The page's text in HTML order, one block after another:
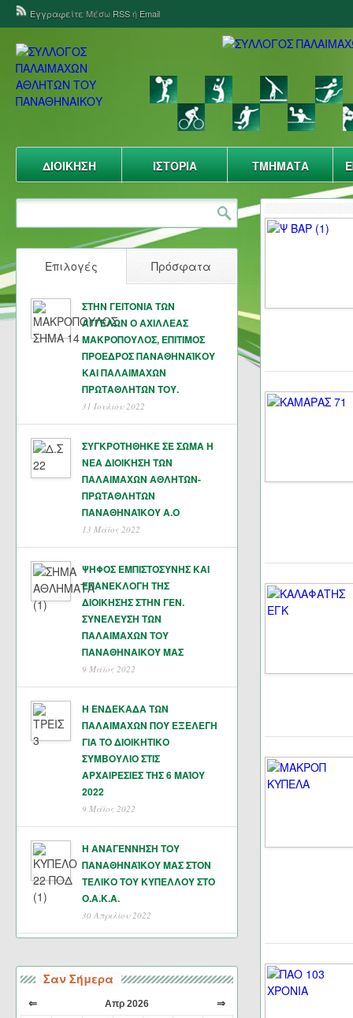
Εγγραφείτε Μέσω RSSή Email
ΔΙΟΙΚΗΣΗ ΙΣΤΟΡΙΑ ΤΜΗΜΑΤΑ
Επιλογές Πρόσφατα
ΣΤΗΝ ΓΕΙΤΟΝΙΑ ΤΩΝ
ΑΓΓΕΛΩΝ Ο ΑΧΙΛΛΕΑΣ
ΜΑΚΡΟΠΟΥΛΟΣ, ΕΠΙΤΙΜΟΣ
ΠΡΟΕΔΡΟΣ ΠΑΝΑΘΗΝΑΪΚΟΥ
ΚΑΙ ΠΑΛΑΙΜΑΧΩΝ
ΠΡΩΤΑΘΛΗΤΏΝ ΤΟΥ.
31 Ιουλίου 2022
ΣΥΓΚΡΟΤΗΘΗΚΕ ΣΕ ΣΩΜΑ Η
ΝΕΑ ΔΙΟΙΚΗΣΗ ΤΩΝ
ΠΑΛΑΙΜΑΧΩΝ ΑΘΛΗΤΩΝ-
ΠΡΩΤΑΘΛΗΤΩΝ
ΠΑΝΑΘΗΝΑΊΚΟΥ Α.Ο
13 Μάϊος 2022
ΨΗΦΟΣ ΕΜΠΙΣΤΟΣΥΝΗΣ ΚΑΙ
ΕΠΑΝΕΚΛΟΓΗ ΤΗΣ
ΔΙΟΙΚΗΣΗΣ ΣΤΗΝ ΓΕΝ.
ΣΥΝΕΛΕΥΣΗ ΤΩΝ
ΠΑΛΑΙΜΑΧΩΝ ΤΟΥ
ΠΑΝΑΘΗΝΑΙΚΟΥ ΜΑΣ
9 Μάϊος 2022
Η ΕΝΔΕΚΑΔΑ ΤΩΝ
ΠΑΛΑΙΜΑΧΩΝ ΠΟΥ ΕΞΕΛΕΓΗ
ΓΙΑ ΤΟ ΔΙΟΙΚΗΤΙΚΟ
ΣΥΜΒΟΥΛΙΟ ΣΤΙΣ
ΑΡΧΑΙΡΕΣΙΕΣ ΤΗΣ 6 ΜΑΊΟΥ
2022
9 Μάϊος 2022
Η ΑΝΑΓΕΝΝΗΣΗ ΤΟΥ
ΠΑΝΑΘΗΝΑΪΚΟΥ ΜΑΣ ΣΤΟΝ
ΤΕΛΙΚΟ ΤΟΥ ΚΥΠΕΛΛΟΥ ΣΤΟ
Ο.Α.Κ.Α.
30 Απριλίου 2022
Σαν Σήμερα
⇐ Απρ 2026 ⇒